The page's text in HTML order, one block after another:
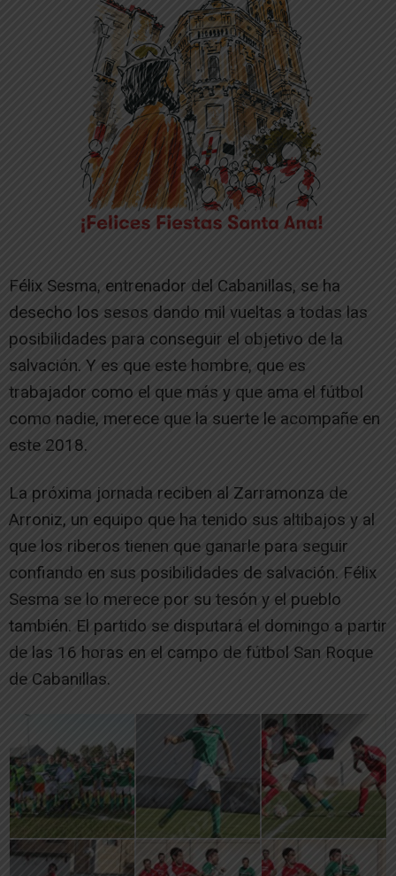
Félix Sesma, entrenador del Cabanillas, se ha
desecho los sesos dando mil vueltas a todas las
posibilidades para conseguir el objetivo de la
salvación. Y es que este hombre, que es
trabajador como el que más y que ama el fútbol
como nadie, merece que la suerte le acompañe en
este 2018.
La próxima jornada reciben al Zarramonza de
Arroniz, un equipo que ha tenido sus altibajos y al
que los riberos tienen que ganarle para seguir
confiando en sus posibilidades de salvación. Félix
Sesma se lo merece por su tesón y el pueblo
también. El partido se disputará el domingo a partir
de las 16 horas en el campo de fútbol San Roque
de Cabanillas.